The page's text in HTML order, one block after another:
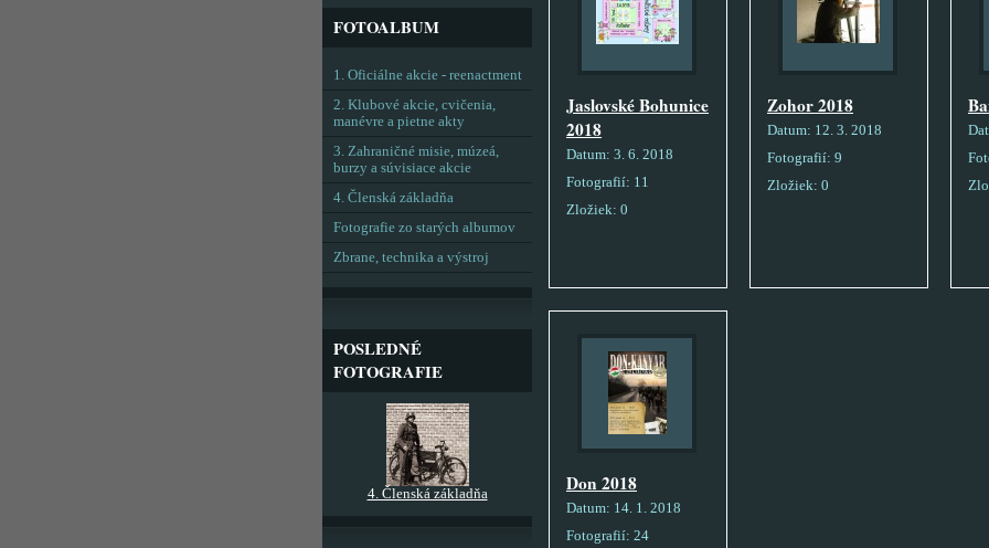
Jaslovské Bohunice
2018
Datum: 3. 6. 2018
Fotografií: 11
Zložiek: 0
Zohor 2018
Datum: 12. 3. 2018
Fotografií: 9
Zložiek: 0
Don 2018
Datum: 14. 1. 2018
Fotografií: 24
FOTOALBUM
1. Oficiálne akcie - reenactment
2. Klubové akcie, cvičenia,
manévre a pietne akty
3. Zahraničné misie, múzeá,
burzy a súvisiace akcie
4. Členská základňa
Fotografie zo starých albumov
Zbrane, technika a výstroj
POSLEDNÉ
FOTOGRAFIE
4. Členská základňa